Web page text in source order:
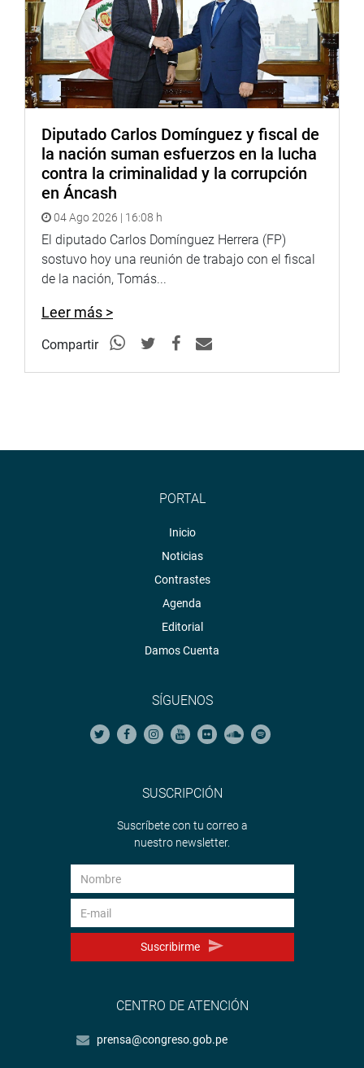
Diputado Carlos Domínguez y fiscal de
la nación suman esfuerzos en la lucha
contra la criminalidad y la corrupción
en Áncash
04 Ago 2026 | 16:08 h
El diputado Carlos Domínguez Herrera (FP)
sostuvo hoy una reunión de trabajo con el fiscal
de la nación, Tomás...
Leer más >
Compartir
PORTAL
Inicio
Noticias
Contrastes
Agenda
Editorial
Damos Cuenta
SÍGUENOS
SUSCRIPCIÓN
Suscríbete con tu correo a
nuestro newsletter.
Suscribirme
CENTRO DE ATENCIÓN
prensa@congreso.gob.pe